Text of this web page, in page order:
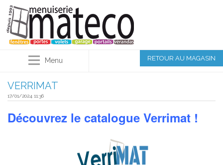
Menu RETOUR AU MAGASIN
VERRIMAT
17/01/2024 11:36
Découvrez le catalogue Verrimat !